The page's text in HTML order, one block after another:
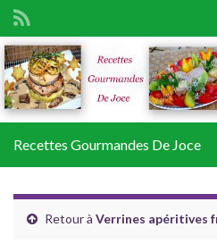
Search for:
Recettes Gourmandes De Joce
Retour à Verrines apéritives